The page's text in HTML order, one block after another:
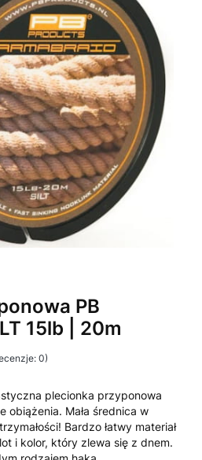
PB
15lb | 20m
0)
plecionka przyponowa
obiążenia. Mała średnica w
Bardzo łatwy materiał
i kolor, który zlewa się z dnem.